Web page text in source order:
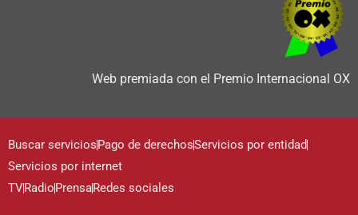
Web premiada con el Premio Internacional OX
Buscar serviciosPago de derechosServicios por entidad
Servicios por internet
TVRadioPrensaRedes sociales